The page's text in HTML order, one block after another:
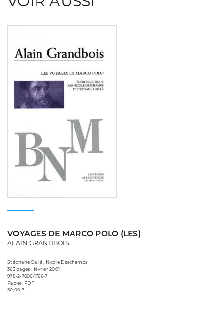
VOYAGES DE MARCO POLO (LES)
ALAIN GRANDBOIS
Stéphane Caillé , Nicole Deschamps
363 pages • février 2001
978-2-7606-1766-7
Papier, PDF
50,00 $